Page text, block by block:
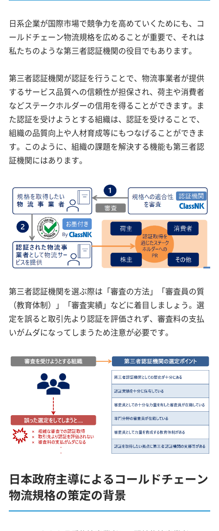
日系企業が国際市場で競争力を高めていくためにも、コ
ールドチェーン物流規格を広めることが重要で、それは
私たちのような第三者認証機関の役目でもあります。
第三者認証機関が認証を行うことで、物流事業者が提供
するサービス品質への信頼性が担保され、荷主や消費者
などステークホルダーの信用を得ることができます。ま
た認証を受けようとする組織は、認証を受けることで、
組織の品質向上や人材育成等にもつなげることができま
す。このように、組織の課題を解決する機能も第三者認
証機関にはあります。
第三者認証機関を選ぶ際は「審査の方法」「審査員の質
（教育体制）」「審査実績」などに着目しましょう。選
定を誤ると取引先より認証を評価されず、審査料の支払
いがムダになってしまうため注意が必要です。
日本政府主導によるコールドチェーン
物流規格の策定の背景